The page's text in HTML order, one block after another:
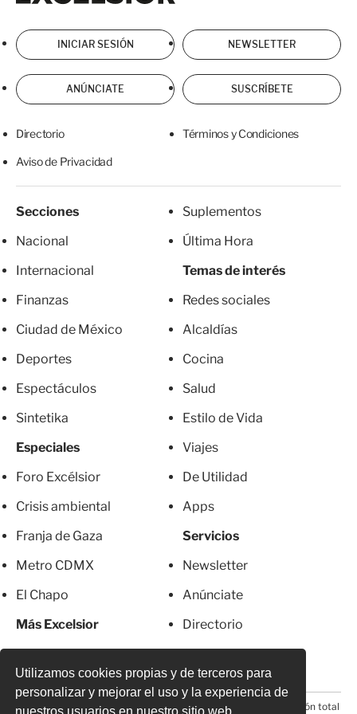
Utilizamos cookies propias y de terceros para
personalizar y mejorar el uso y la experiencia de
nuestros usuarios en nuestro sitio web.
INICIAR SESIÓN NEWSLETTER
ANÚNCIATE SUSCRÍBETE
Directorio Términos y Condiciones
Aviso de Privacidad
Secciones
Nacional
Internacional
Finanzas
Ciudad de México
Deportes
Espectáculos
Sintetika
Especiales
Foro Excélsior
Crisis ambiental
Franja de Gaza
Metro CDMX
El Chapo
Más Excelsior
Mujeres
Suplementos
Última Hora
Temas de interés
Redes sociales
Alcaldías
Cocina
Salud
Estilo de Vida
Viajes
De Utilidad
Apps
Servicios
Newsletter
Anúnciate
Directorio
Suscripciones
© 2026 Todos los derechos reservados. Prohibida la reproducción total